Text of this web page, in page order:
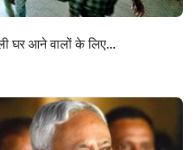
घर आने वालों के लिए...